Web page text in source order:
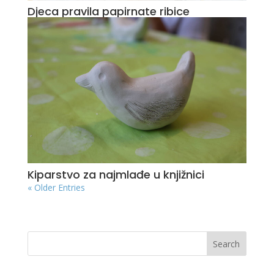
Djeca pravila papirnate ribice
Kiparstvo za najmlađe u knjižnici
« Older Entries